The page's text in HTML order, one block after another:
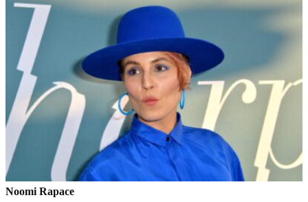
Noomi Rapace